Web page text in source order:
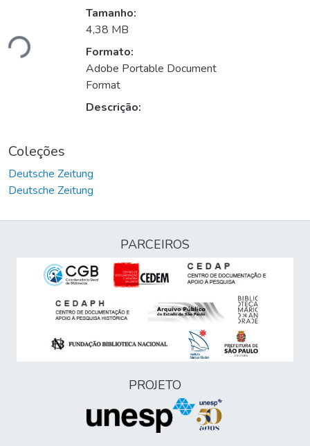
Tamanho:
4,38 MB
Formato:
Adobe Portable Document
Format
Descrição:
Coleções
Deutsche Zeitung
Deutsche Zeitung
PARCEIROS
PROJETO